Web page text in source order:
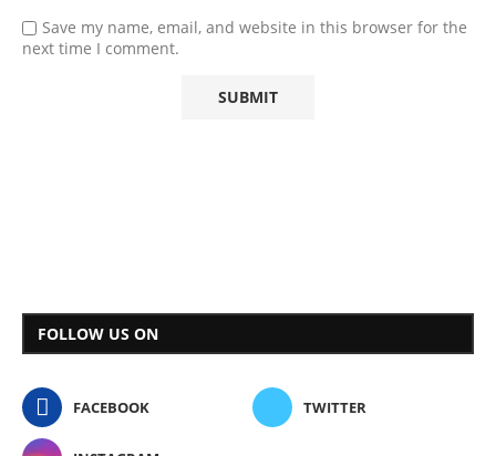
Save my name, email, and website in this browser for the
next time I comment.
FOLLOW US ON
FACEBOOK TWITTER